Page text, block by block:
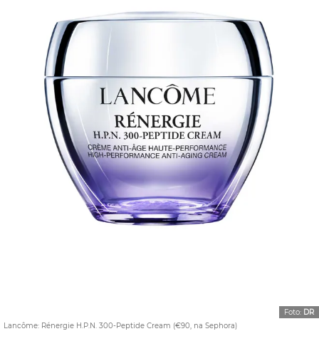
Lancôme: Rénergie H.P.N. 300-Peptide Cream (€90, na Sephora)
Foto: DR